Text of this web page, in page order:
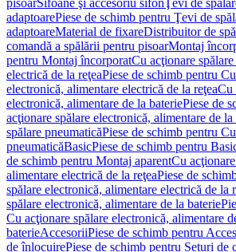
pisoarSifoane şi accesoriu sifonŢevi de
adaptoarePiese de schimb pentru Ţevi de
adaptoareMaterial de fixareDistribuitor de
comandă a spălării pentru pisoarMontaj
pentru Montaj încorporatCu acţionare
electrică de la reţeaPiese de schimb pentru
electronică, alimentare electrică de la reţeaCu
electronică, alimentare de la bateriePiese de
acţionare spălare electronică, alimentare de la
spălare pneumaticăPiese de schimb pentru
pneumaticăBasicPiese de schimb pentru
de schimb pentru Montaj aparentCu
alimentare electrică de la reţeaPiese de
spălare electronică, alimentare electrică de la
spălare electronică, alimentare de la baterie
Cu acţionare spălare electronică, alimentare
baterieAccesoriiPiese de schimb pentru
de înlocuirePiese de schimb pentru Seturi de